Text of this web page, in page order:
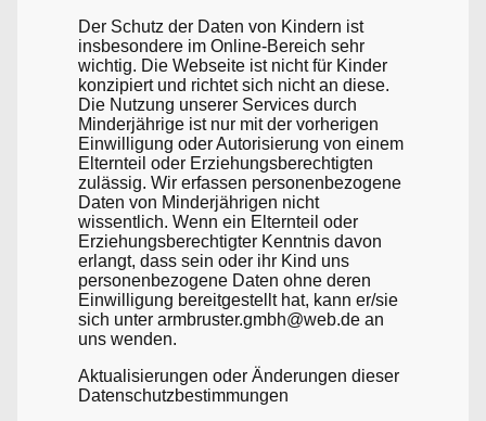
Der Schutz der Daten von Kindern ist
insbesondere im Online-Bereich sehr
wichtig. Die Webseite ist nicht für Kinder
konzipiert und richtet sich nicht an diese.
Die Nutzung unserer Services durch
Minderjährige ist nur mit der vorherigen
Einwilligung oder Autorisierung von einem
Elternteil oder Erziehungsberechtigten
zulässig. Wir erfassen personenbezogene
Daten von Minderjährigen nicht
wissentlich. Wenn ein Elternteil oder
Erziehungsberechtigter Kenntnis davon
erlangt, dass sein oder ihr Kind uns
personenbezogene Daten ohne deren
Einwilligung bereitgestellt hat, kann er/sie
sich unter armbruster.gmbh@web.de an
uns wenden.
Aktualisierungen oder Änderungen dieser
Datenschutzbestimmungen